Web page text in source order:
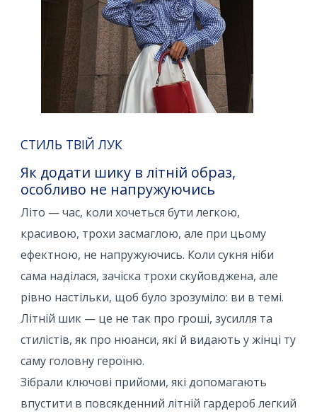
СТИЛЬ ТВІЙ ЛУК
Як додати шику в літній образ,
особливо не напружуючись
Літо — час, коли хочеться бути легкою,
красивою, трохи засмаглою, але при цьому
ефектною, не напружуючись. Коли сукня ніби
сама наділася, зачіска трохи скуйовджена, але
рівно настільки, щоб було зрозуміло: ви в темі.
Літній шик — це не так про гроші, зусилля та
стилістів, як про нюанси, які й видають у жінці ту
саму головну героїню.
Зібрали ключові прийоми, які допомагають
впустити в повсякденний літній гардероб легкий